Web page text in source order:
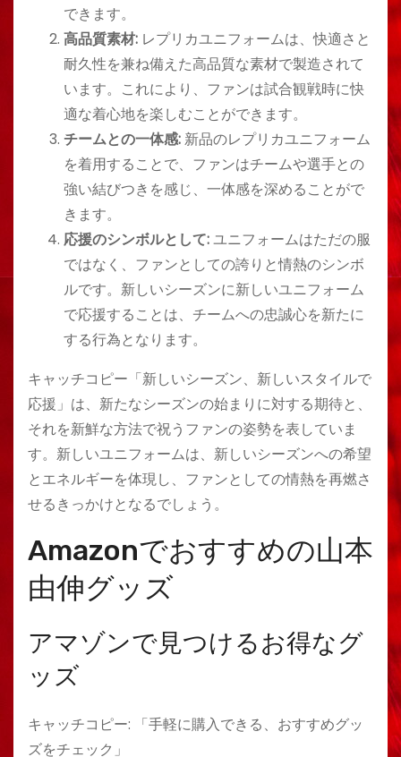
できます。
高品質素材: レプリカユニフォームは、快適さと
耐久性を兼ね備えた高品質な素材で製造されて
います。これにより、ファンは試合観戦時に快
適な着心地を楽しむことができます。
チームとの一体感:新品のレプリカユニフォーム
を着用することで、ファンはチームや選手との
強い結びつきを感じ、一体感を深めることがで
きます。
応援のシンボルとして:ユニフォームはただの服
ではなく、ファンとしての誇りと情熱のシンボ
ルです。新しいシーズンに新しいユニフォーム
で応援することは、チームへの忠誠心を新たに
する行為となります。
キャッチコピー「新しいシーズン、新しいスタイルで
応援」は、新たなシーズンの始まりに対する期待と、
それを新鮮な方法で祝うファンの姿勢を表していま
す。新しいユニフォームは、新しいシーズンへの希望
とエネルギーを体現し、ファンとしての情熱を再燃さ
せるきっかけとなるでしょう。
Amazonでおすすめの山本
由伸グッズ
アマゾンで見つけるお得なグ
ッズ
キャッチコピー: 「手軽に購入できる、おすすめグッ
ズをチェック」